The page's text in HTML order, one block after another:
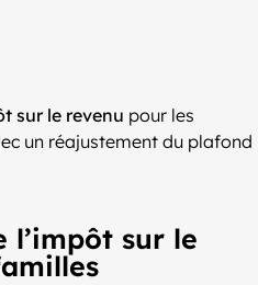
sur le revenu pour les
un réajustement du plafond
l’impôt sur le